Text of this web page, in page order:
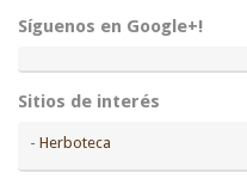
Síguenos en Google+!
Sitios de interés
- Herboteca